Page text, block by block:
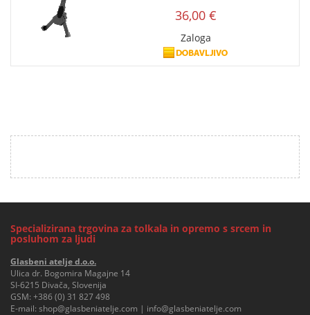
36,00 €
Zaloga
Specializirana trgovina za tolkala in opremo s srcem in
posluhom za ljudi
Glasbeni atelje d.o.o.
Ulica dr. Bogomira Magajne 14
SI-6215 Divača, Slovenija
GSM: +386 (0) 31 827 498
E-mail: shop@glasbeniatelje.com | info@glasbeniatelje.com